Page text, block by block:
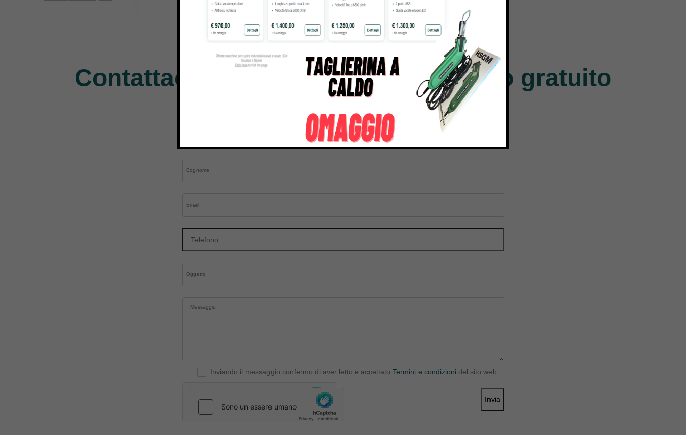
Pegasus Perfecta Rasor
Contattaci per chiedere un preventivo gratuito
Inviando il messaggio confermo di aver letto e accettato Termini e condizioni del sito web
Invia